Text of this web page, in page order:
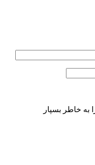
به خاطر بسپار